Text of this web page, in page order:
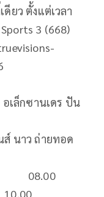
ยว ตั้งแต่เวลา
3 (668)
เล็กซานเดร ปัน
นาว ถ่ายทอด